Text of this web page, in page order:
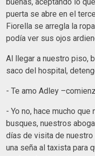
puerta se abre en el
Fiorella se arregla la
podía ver sus ojos
Al llegar a nuestro piso,
saco del hospital,
- Te amo Adley
- Yo no, hace mucho
busques, nuestros
días de visita de
una seña al taxista para